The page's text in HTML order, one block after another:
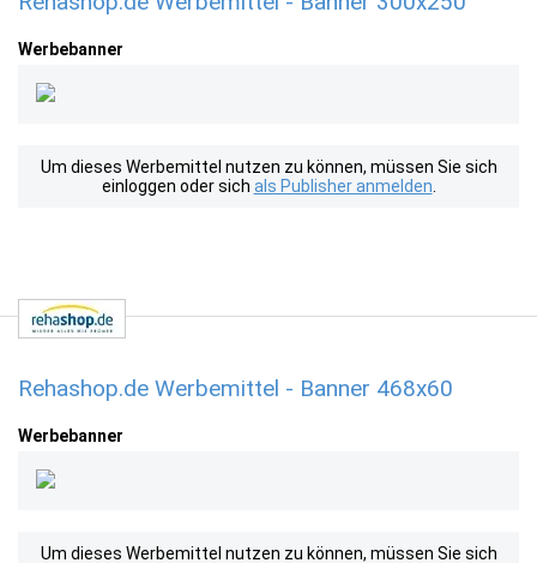
Werbebanner
Um dieses Werbemittel nutzen zu können, müssen Sie sich
einloggen oder sich als Publisher anmelden
Rehashop.de Werbemittel - Banner 468x60
Werbebanner
Um dieses Werbemittel nutzen zu können, müssen Sie sich